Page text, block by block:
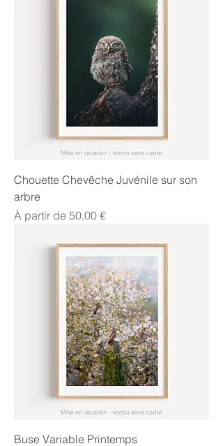
Chouette Chevêche Juvénile sur son
arbre
À partir de 50,00 €
Prix promotionnel
Buse Variable Printemps